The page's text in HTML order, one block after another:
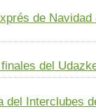
de
del
del Interclubes